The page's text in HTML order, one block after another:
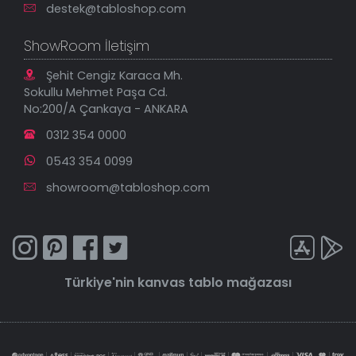
destek@tabloshop.com
ShowRoom İletişim
Şehit Cengiz Karaca Mh.
Sokullu Mehmet Paşa Cd.
No:200/A Çankaya - ANKARA
0312 354 0000
0543 354 0099
showroom@tabloshop.com
Türkiye'nin kanvas tablo mağazası